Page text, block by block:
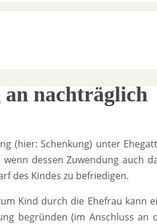
nachträglich
(hier: Schenkung) unter
dessen Zuwendung auch
des Kindes zu befriedigen.
Kind durch die Ehefrau kann
begründen (im Anschluss an